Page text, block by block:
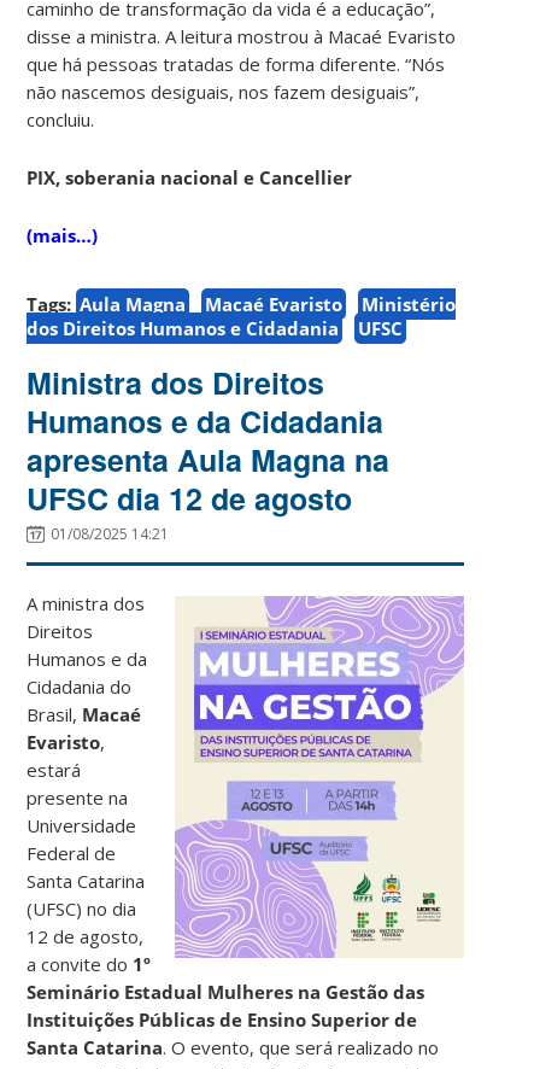
caminho de transformação da vida é a educação”,
disse a ministra. A leitura mostrou à Macaé Evaristo
que há pessoas tratadas de forma diferente. “Nós
não nascemos desiguais, nos fazem desiguais”,
concluiu.
PIX, soberania nacional e Cancellier
(mais…)
Tags: Aula Magna Macaé Evaristo
Ministério
dos Direitos Humanos e Cidadania
UFSC
Ministra dos Direitos
Humanos e da Cidadania
apresenta Aula Magna na
UFSC dia 12 de agosto
01/08/2025 14:21
A ministra dos
Direitos
Humanos e da
Cidadania do
Brasil, Macaé
Evaristo,
estará
presente na
Universidade
Federal de
Santa Catarina
(UFSC) no dia
12 de agosto,
a convite do 1º
Seminário Estadual Mulheres na Gestão das
Instituições Públicas de Ensino Superior de
Santa Catarina. O evento, que será realizado no